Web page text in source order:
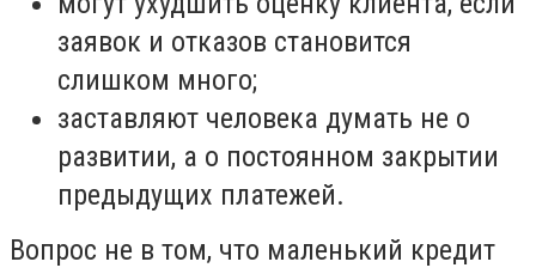
заявок и отказов становится
слишком много;
заставляют человека думать не о
развитии, а о постоянном закрытии
предыдущих платежей.
Вопрос не в том, что маленький кредит